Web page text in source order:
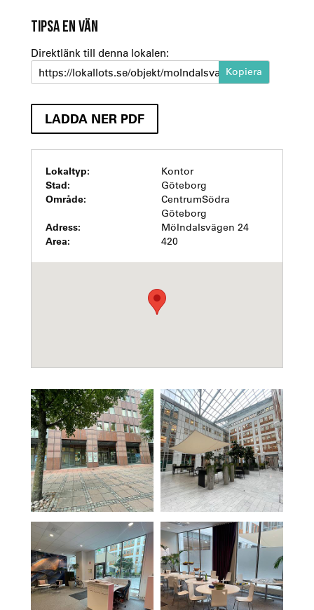
TIPSA EN VÄN
Direktlänk till denna lokalen:
https://lokallots.se/objekt/molndalsvagen-24-2
LADDA NER PDF
Lokaltyp: Kontor
Stad: Göteborg
Område:
CentrumSödra
Göteborg
Adress: Mölndalsvägen 24
Area: 420